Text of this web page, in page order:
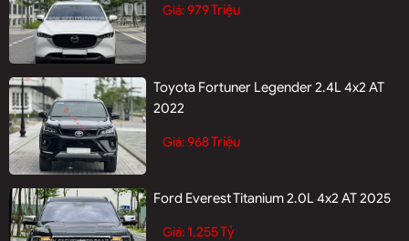
Giá:979 Triệu
Toyota Fortuner Legender 2.4L 4x2 AT
2022
Giá:968 Triệu
Ford Everest Titanium 2.0L 4x2 AT 2025
Giá: 1,255 Tỷ